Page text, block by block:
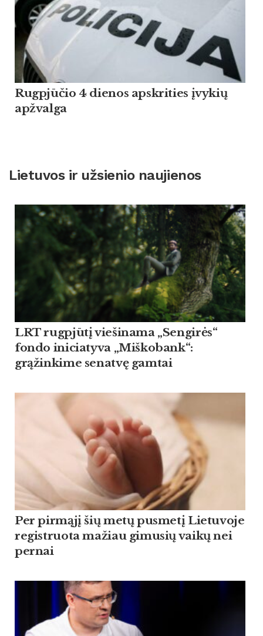
Rugpjūčio 4 dienos apskrities įvykių
apžvalga
Lietuvos ir užsienio naujienos
LRT rugpjūtį viešinama „Sengirės“
fondo iniciatyva „Miškobank“:
grąžinkime senatvę gamtai
Per pirmąjį šių metų pusmetį Lietuvoje
registruota mažiau gimusių vaikų nei
pernai